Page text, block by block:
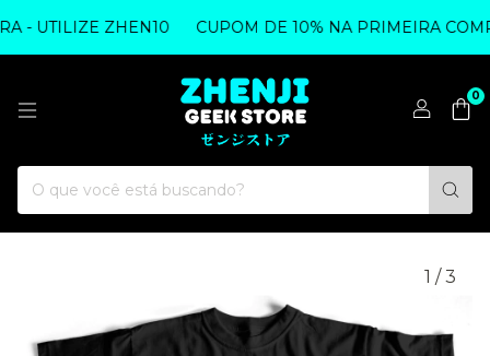
- UTILIZE ZHEN10 CUPOM DE 10% NA PRIMEIRA
0
1 / 3